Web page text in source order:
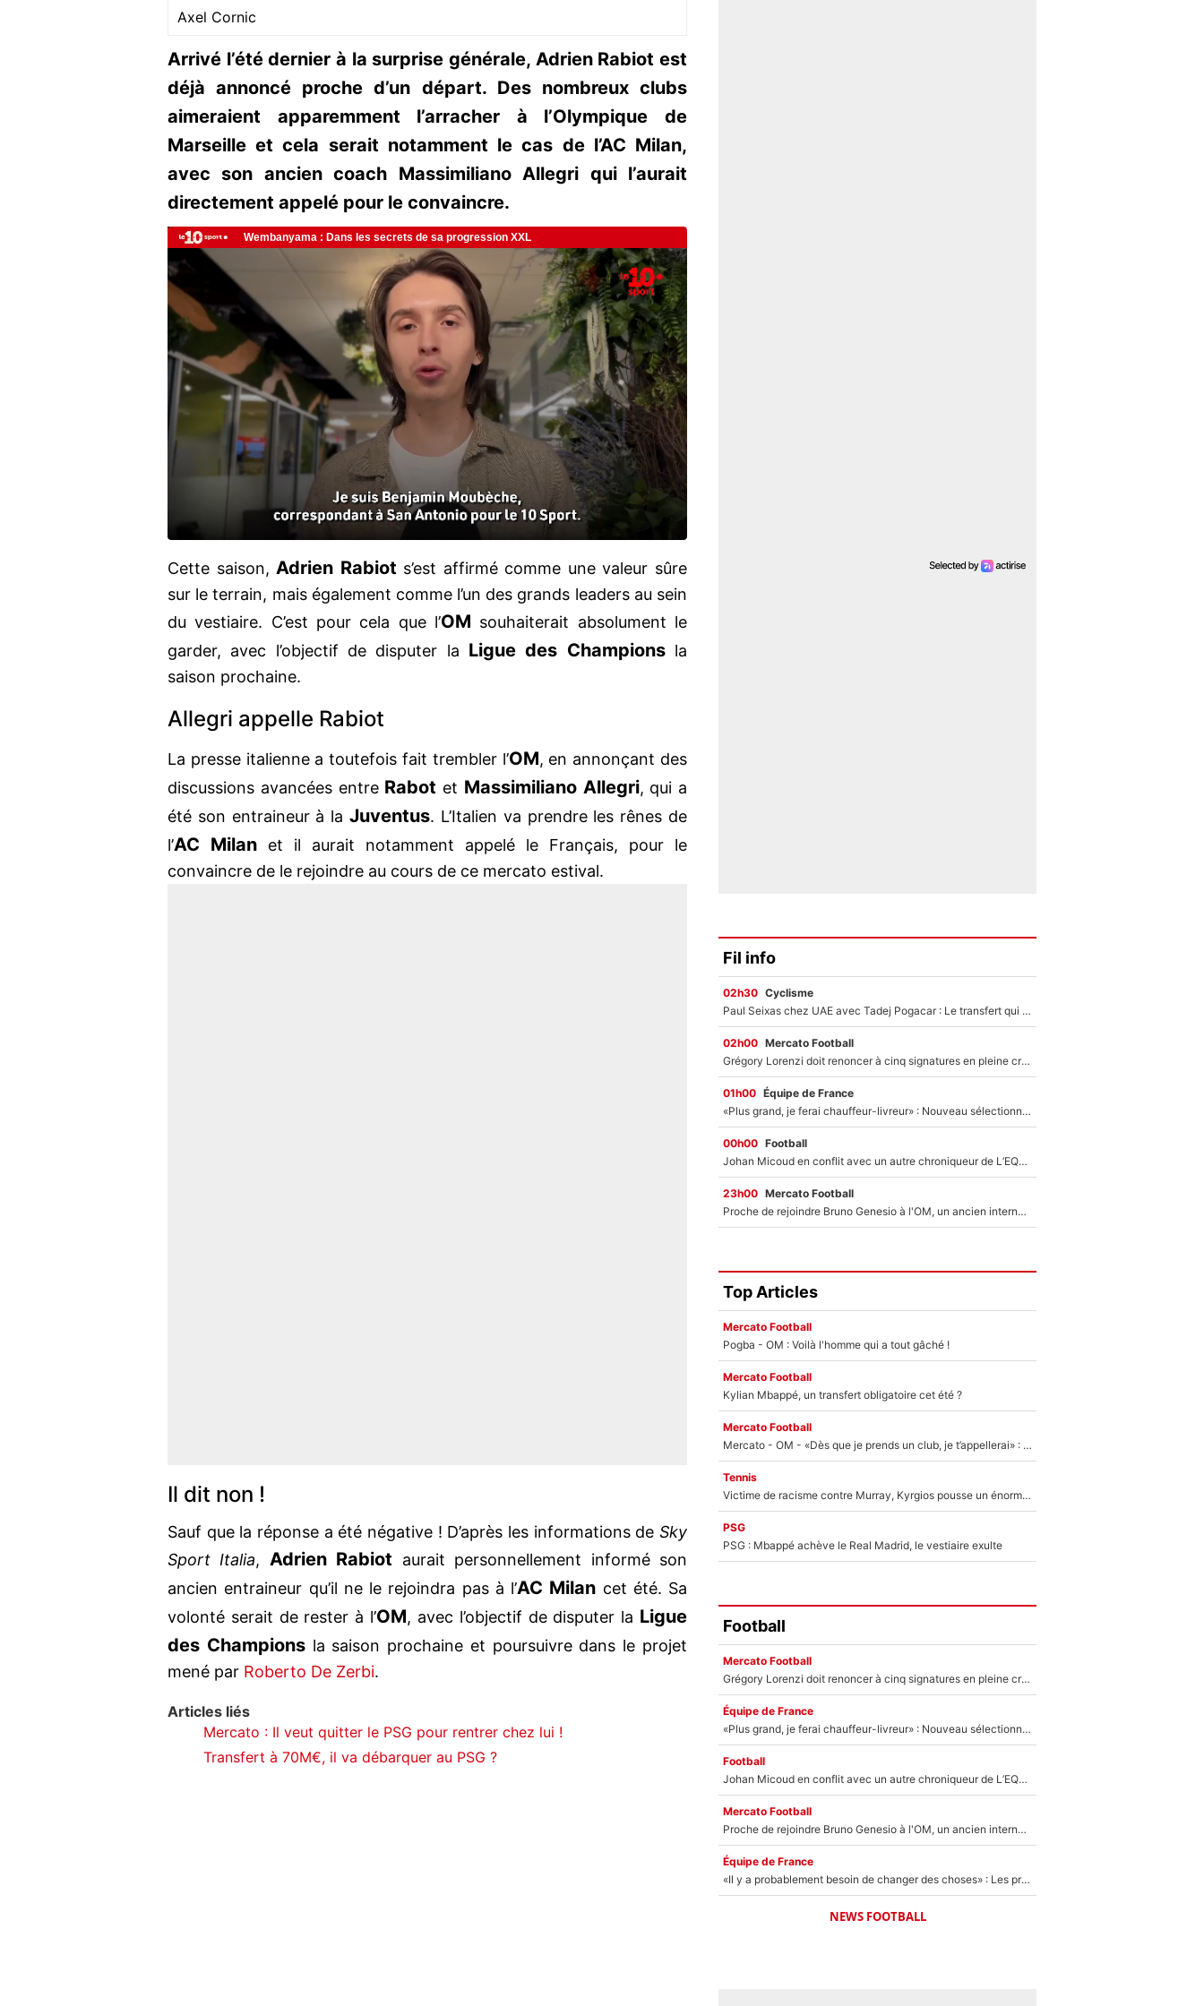
Axel Cornic
Arrivé l’été dernier à la surprise générale, Adrien Rabiot est
déjà annoncé proche d’un départ. Des nombreux clubs
aimeraient apparemment l’arracher à l’Olympique de
Marseille et cela serait notamment le cas de l’AC Milan,
avec son ancien coach Massimiliano Allegri qui l’aurait
directement appelé pour le convaincre.
Cette saison,Adrien Rabiot s’est affirmé comme une valeur sûre
sur le terrain, mais également comme l’un des grands leaders au sein
du vestiaire. C’est pour cela que l’OM souhaiterait absolument le
garder, avec l’objectif de disputer la Ligue des Championsla
saison prochaine.
Allegri appelle Rabiot
La presse italienne a toutefois fait trembler l’OM, en annonçant des
discussions avancées entre Rabot et Massimiliano Allegri, qui a
été son entraineur à laJuventus. L’Italien va prendre les rênes de
l’AC Milan et il aurait notamment appelé le Français, pour le
convaincre de le rejoindre au cours de ce mercato estival.
Il dit non !
Sauf que la réponse a été négative ! D’après les informations de Sky
Sport Italia, Adrien Rabiot
aurait personnellement informé son
ancien entraineur qu’il ne le rejoindra pas à l’AC Milan cet été. Sa
volonté serait de rester à l’OM, avec l’objectif de disputer la Ligue
des Championsla saison prochaine et poursuivre dans le projet
mené par Roberto De Zerbi.
Articles liés
Mercato : Il veut quitter le PSG pour rentrer chez lui !
Transfert à 70M€, il va débarquer au PSG ?
Fil info
02h30 Cyclisme
Paul Seixas chez UAE avec Tadej Pogacar : Le transfert qui effraie le peloton, «c’est la pire des choses qui puisse arriver»
02h00 Mercato Football
Grégory Lorenzi doit renoncer à cinq signatures en pleine crise financière : L’IA propose sept noms à l’OM pour un mercato réussi... à seulement 5M€ !
01h00 Équipe de France
«Plus grand, je ferai chauffeur-livreur» : Nouveau sélectionneur des Bleus, Zinédine Zidane s’était imaginé un avenir très différent lorsqu'il était enfant
00h00 Football
Johan Micoud en conflit avec un autre chroniqueur de L’EQUIPE du Soir : «Pendant un moment, je ne les ai pas remis ensemble dans l'émission»
23h00 Mercato Football
Proche de rejoindre Bruno Genesio à l'OM, un ancien international français va finalement débarquer... sur RMC !
Top Articles
Mercato Football
Pogba - OM : Voilà l'homme qui a tout gâché !
Mercato Football
Kylian Mbappé, un transfert obligatoire cet été ?
Mercato Football
Mercato - OM - «Dès que je prends un club, je t’appellerai» : La promesse de Marcelino au moment de claquer la porte
Tennis
Victime de racisme contre Murray, Kyrgios pousse un énorme coup de gueule !
PSG
PSG : Mbappé achève le Real Madrid, le vestiaire exulte
Football
Mercato Football
Grégory Lorenzi doit renoncer à cinq signatures en pleine crise financière : L’IA propose sept noms à l’OM pour un mercato réussi... à seulement 5M€ !
Équipe de France
«Plus grand, je ferai chauffeur-livreur» : Nouveau sélectionneur des Bleus, Zinédine Zidane s’était imaginé un avenir très différent lorsqu'il était enfant
Football
Johan Micoud en conflit avec un autre chroniqueur de L’EQUIPE du Soir : «Pendant un moment, je ne les ai pas remis ensemble dans l'émission»
Mercato Football
Proche de rejoindre Bruno Genesio à l'OM, un ancien international français va finalement débarquer... sur RMC !
Équipe de France
«Il y a probablement besoin de changer des choses» : Les premiers changements de Zinedine Zidane en équipe de France sont révélés ?
NEWS FOOTBALL